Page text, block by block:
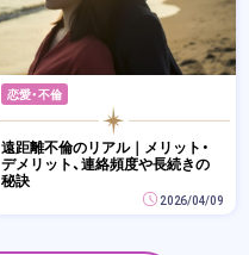
恋愛・不倫
遠距離不倫のリアル｜メリット・
デメリット、連絡頻度や長続きの
秘訣
2026/04/09